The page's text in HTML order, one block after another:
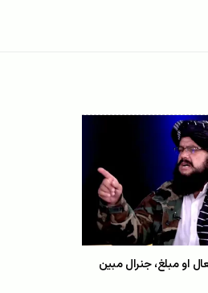
او مبلغ، جنرال مبین